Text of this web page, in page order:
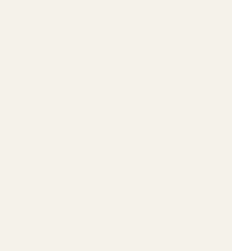
firmato
progettato
un'immagine
anche
termici più
e al taglio
bilanciamento
all'usura.
ad Alta